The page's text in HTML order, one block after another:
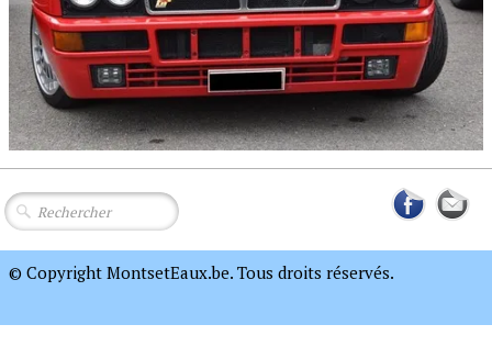
© Copyright MontsetEaux.be. Tous droits réservés.